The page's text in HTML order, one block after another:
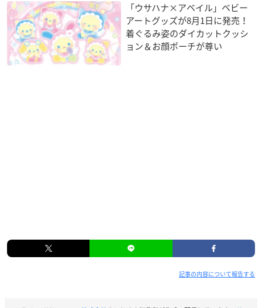
「ウサハナ×アベイル」ベビー
アートグッズが8月1日に発売！
着ぐるみ姿のダイカットクッシ
ョン＆お顔ポーチが尊い
記事の内容について報告する